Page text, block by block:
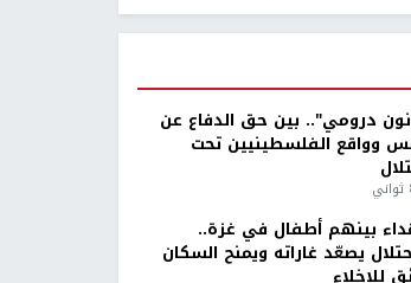
درومي".. بين حق الدفاع عن
وواقع الفلسطينيين تحت
بينهم أطفال في غزة..
يصعّد غاراته ويمنح السكان
للإخلاء